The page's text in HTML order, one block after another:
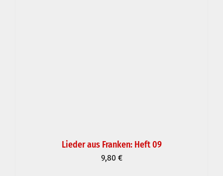
Lieder aus Franken: Heft 09
9,80 €